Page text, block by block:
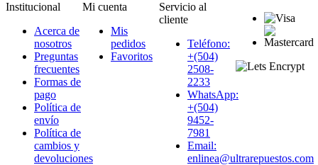
Institucional
Acerca de
nosotros
Preguntas
frecuentes
Formas de
pago
Política de
envío
Política de
cambios y
devoluciones
Mi cuenta
Mis
pedidos
Favoritos
Servicio al
cliente
Teléfono:
+(504)
2508-
2233
WhatsApp:
+(504)
9452-
7981
Email:
enlinea@ultrarepuestos.com